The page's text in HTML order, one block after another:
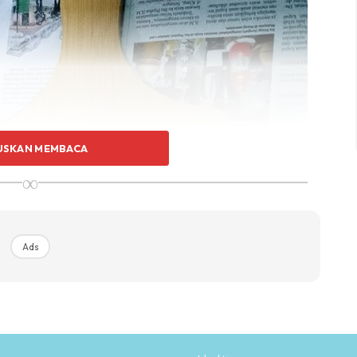
MEMBACA
∞
Ads